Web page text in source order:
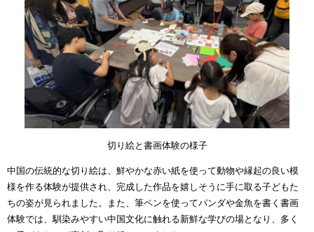
切り絵と書画体験の様子
中国の伝統的な切り絵は、鮮やかな赤い紙を使って動物や縁起の良い模
様を作る体験が提供され、完成した作品を嬉しそうに手に取る子どもた
ちの姿が見られました。また、筆ペンを使ってパンダや金魚を書く書画
体験では、馴染みやすい中国文化に触れる新鮮な学びの場となり、多く